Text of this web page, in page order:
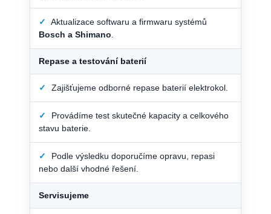
✓
Aktualizace softwaru a firmwaru systémů
Bosch a Shimano
Repase a testování baterií
✓ Zajišťujeme odborné repase baterií elektrokol.
✓
Provádíme test skutečné kapacity a celkového
stavu baterie.
✓
Podle výsledku doporučíme opravu, repasi
nebo další vhodné řešení.
Servisujeme